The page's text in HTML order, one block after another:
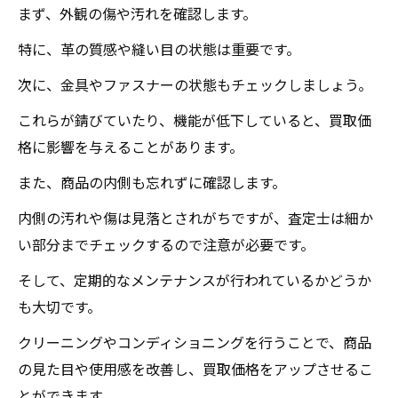
ステップ
市場調査を行う方法
買取専門店の訪問と査定依頼
査定結果の比較と交渉
買取契約の確認事項
買取後の手続きと受取方法
イント
る方法
地域ごとの買取相場を理解する
地域密着型店舗の強みを活用する
宮城県内で評判の買取店舗を探す
まず、外観の傷や汚れを確認します。
特に、革の質感や縫い目の状態は重要です。
次に、金具やファスナーの状態もチェックしましょう。
これらが錆びていたり、機能が低下していると、買取価
格に影響を与えることがあります。
また、商品の内側も忘れずに確認します。
内側の汚れや傷は見落とされがちですが、査定士は細か
い部分までチェックするので注意が必要です。
そして、定期的なメンテナンスが行われているかどうか
も大切です。
クリーニングやコンディショニングを行うことで、商品
の見た目や使用感を改善し、買取価格をアップさせるこ